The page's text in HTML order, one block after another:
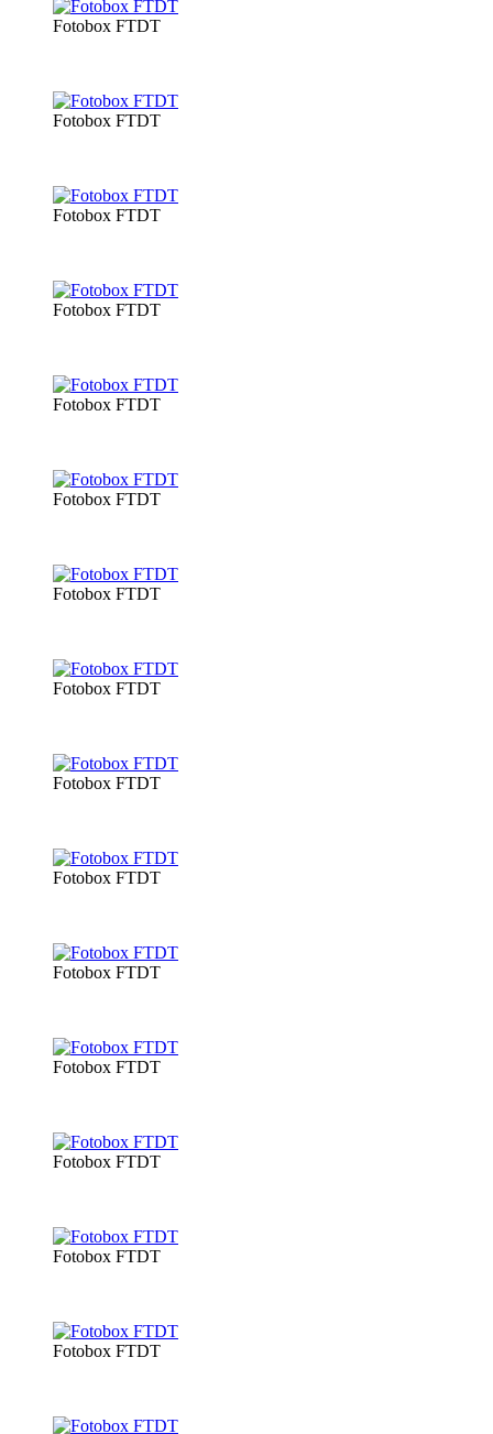
Fotobox FTDT
Fotobox FTDT
Fotobox FTDT
Fotobox FTDT
Fotobox FTDT
Fotobox FTDT
Fotobox FTDT
Fotobox FTDT
Fotobox FTDT
Fotobox FTDT
Fotobox FTDT
Fotobox FTDT
Fotobox FTDT
Fotobox FTDT
Fotobox FTDT